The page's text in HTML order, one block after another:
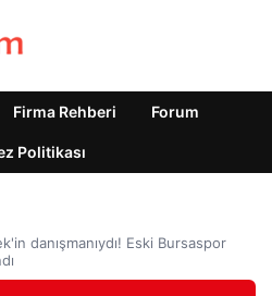
Firma Rehberi Forum
Politikası
danışmanıydı! Eski Bursaspor